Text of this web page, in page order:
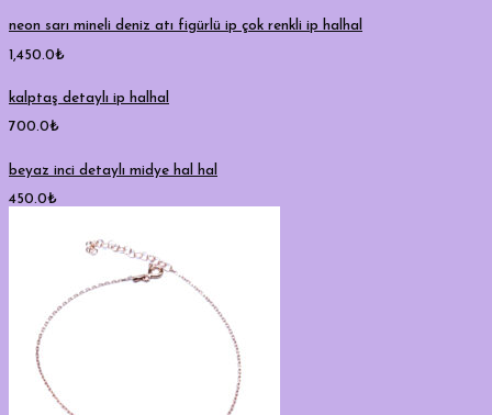
neon sarı mineli deniz atı figürlü ip çok renkli ip halhal
1,450.0₺
kalptaş detaylı ip halhal
700.0₺
beyaz inci detaylı midye hal hal
450.0₺